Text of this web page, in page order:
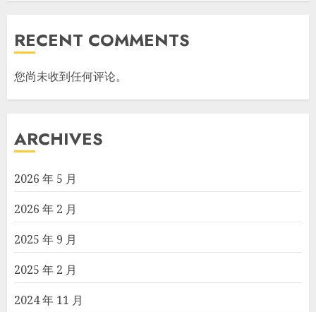
RECENT COMMENTS
您尚未收到任何评论。
ARCHIVES
2026 年 5 月
2026 年 2 月
2025 年 9 月
2025 年 2 月
2024 年 11 月